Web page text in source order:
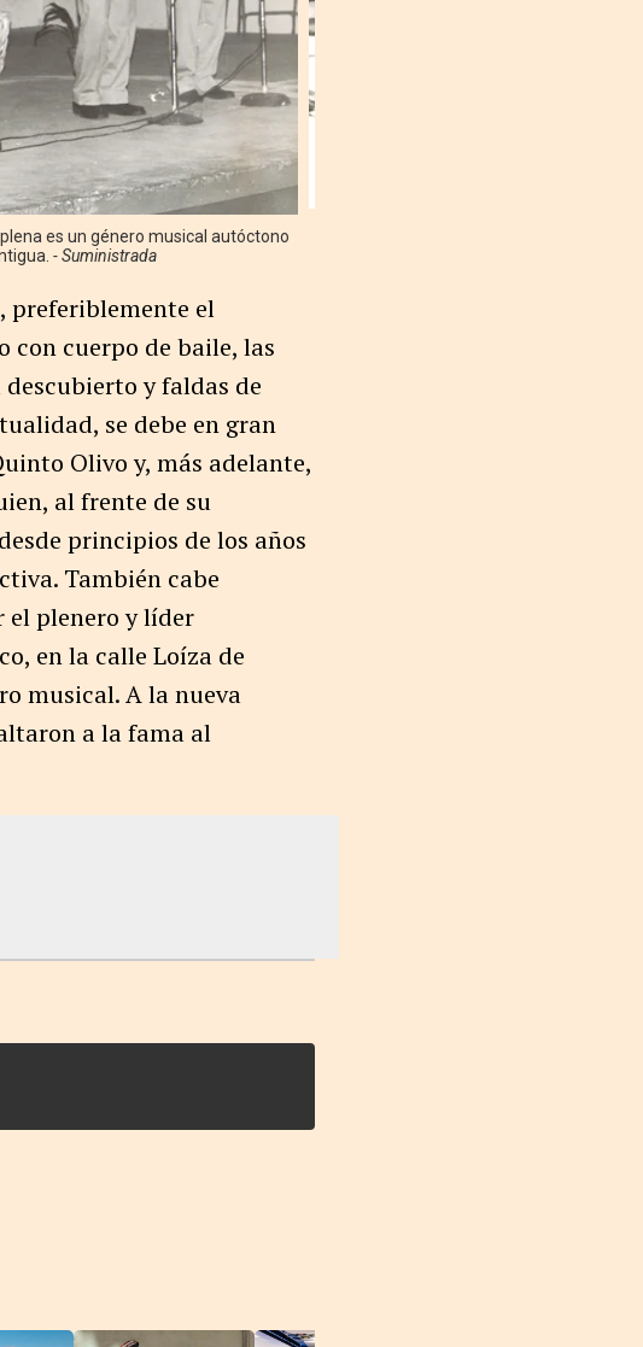
es un género musical autóctono
- Suministrada
preferiblemente el
cuerpo de baile, las
y faldas de
se debe en gran
Olivo y, más adelante,
al frente de su
principios de los años
También cabe
el plenero y líder
en la calle Loíza de
musical. A la nueva
a la fama al